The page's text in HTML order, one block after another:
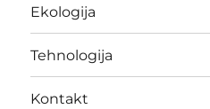
Ekologija
Tehnologija
Kontakt